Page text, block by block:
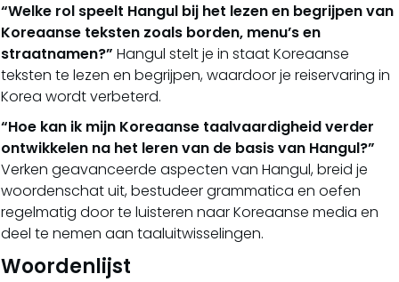
“Welke rol speelt Hangul bij het lezen en begrijpen van
Koreaanse teksten zoals borden, menu’s en
straatnamen?” Hangul stelt je in staat Koreaanse
teksten te lezen en begrijpen, waardoor je reiservaring in
Korea wordt verbeterd.
“Hoe kan ik mijn Koreaanse taalvaardigheid verder
ontwikkelen na het leren van de basis van Hangul?”
Verken geavanceerde aspecten van Hangul, breid je
woordenschat uit, bestudeer grammatica en oefen
regelmatig door te luisteren naar Koreaanse media en
deel te nemen aan taaluitwisselingen.
Woordenlijst